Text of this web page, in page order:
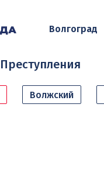
Волгоград
Преступления
Волжский